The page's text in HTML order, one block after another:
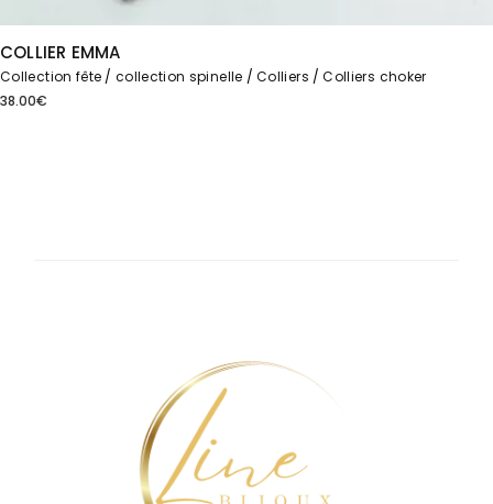
COLLIER EMMA
Collection fête collection spinelle Colliers
Colliers choker
38.00€